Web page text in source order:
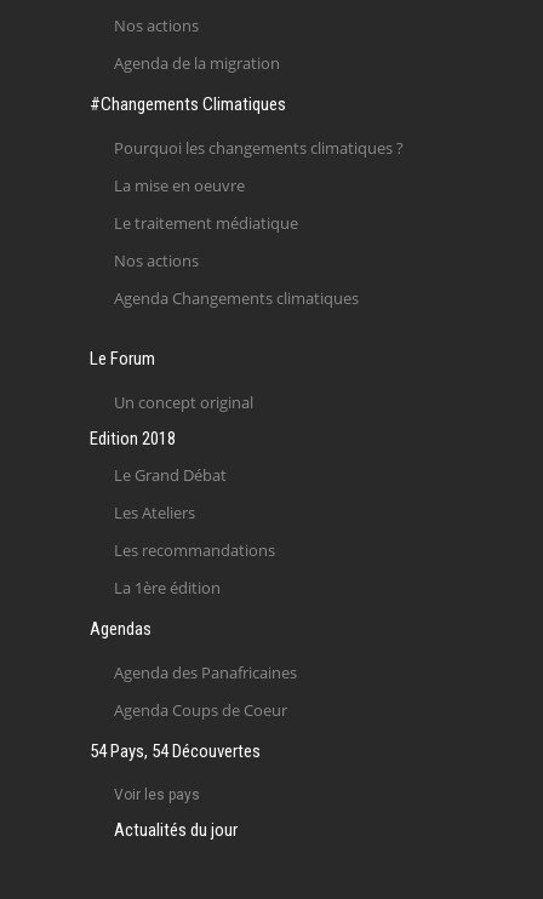
Nos actions
Agenda de la migration
#Changements Climatiques
Pourquoi les changements climatiques ?
La mise en oeuvre
Le traitement médiatique
Nos actions
Agenda Changements climatiques
Le Forum
Un concept original
Edition 2018
Le Grand Débat
Les Ateliers
Les recommandations
La 1ère édition
Agendas
Agenda des Panafricaines
Agenda Coups de Coeur
54 Pays, 54 Découvertes
Voir les pays
Actualités du jour